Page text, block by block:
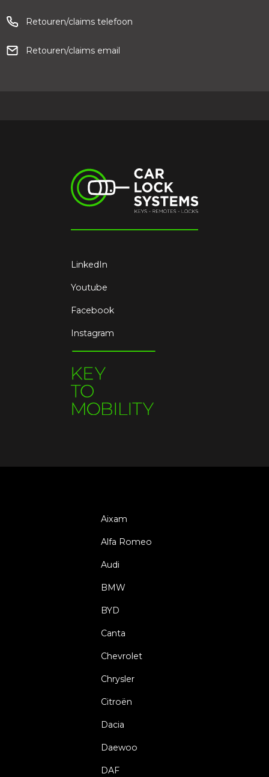
Retouren/claims telefoon
Retouren/claims email
LinkedIn
Youtube
Facebook
Instagram
Aixam
Alfa Romeo
Audi
BMW
BYD
Canta
Chevrolet
Chrysler
Citroën
Dacia
Daewoo
DAF